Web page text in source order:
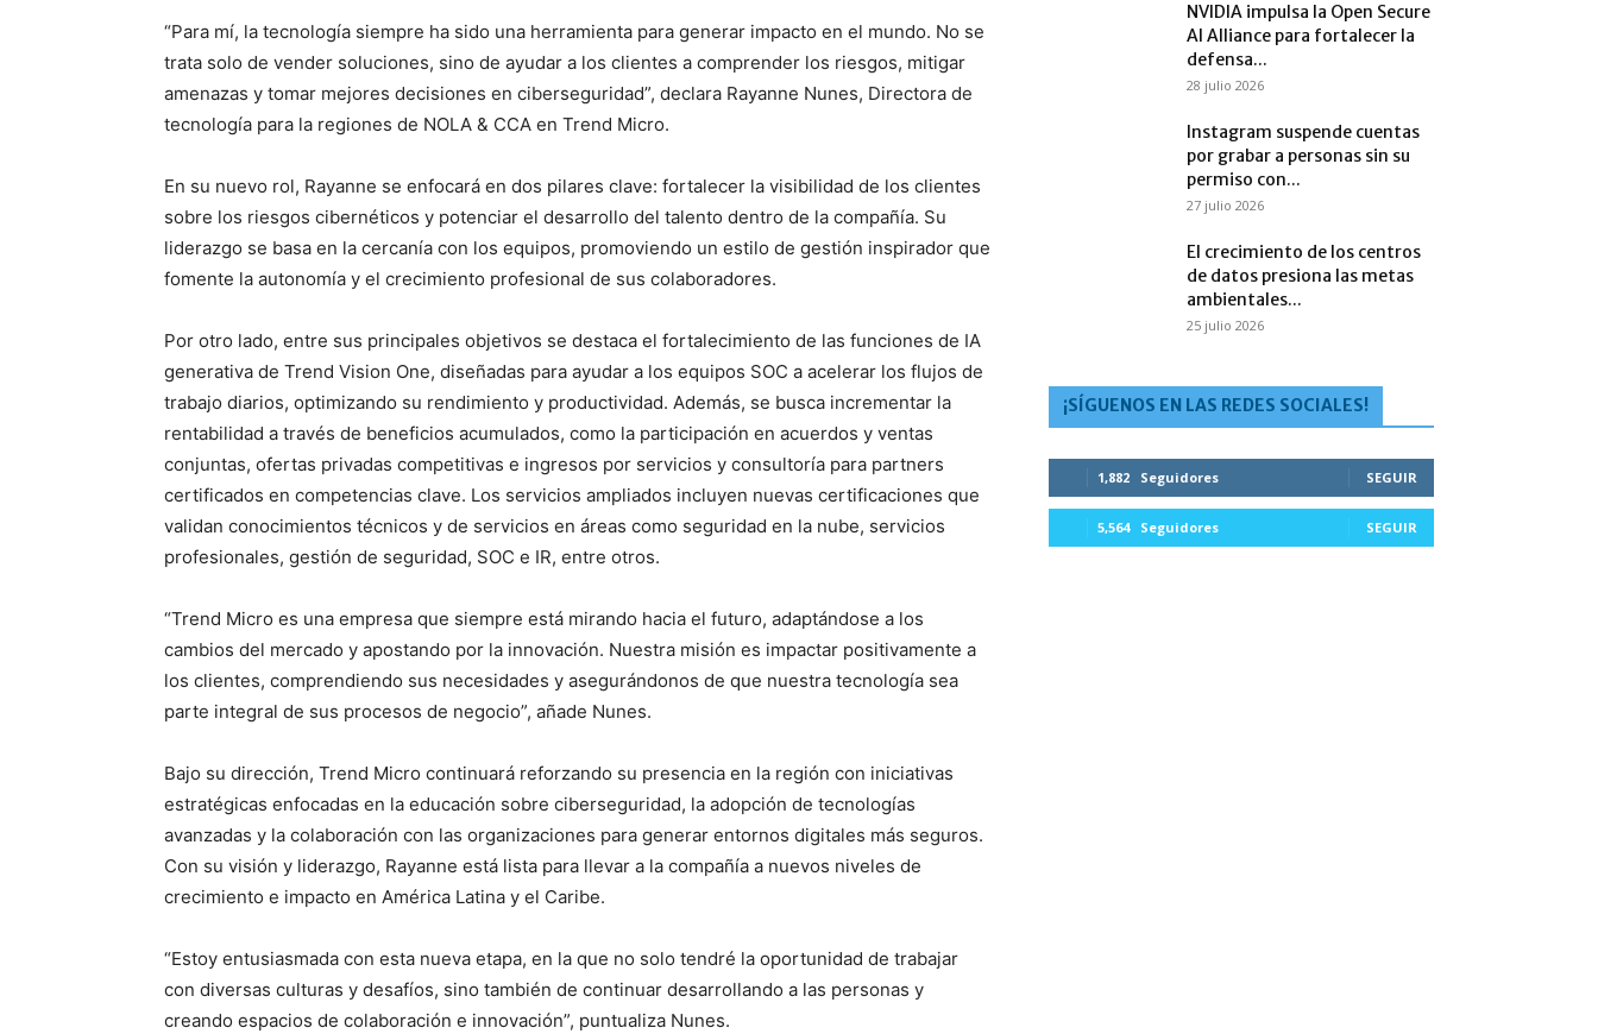
“Para mí, la tecnología siempre ha sido una herramienta para generar impacto en el mundo. No se
trata solo de vender soluciones, sino de ayudar a los clientes a comprender los riesgos, mitigar
amenazas y tomar mejores decisiones en ciberseguridad”, declara Rayanne Nunes, Directora de
tecnología para la regiones de NOLA & CCA en Trend Micro.
En su nuevo rol, Rayanne se enfocará en dos pilares clave: fortalecer la visibilidad de los clientes
sobre los riesgos cibernéticos y potenciar el desarrollo del talento dentro de la compañía. Su
liderazgo se basa en la cercanía con los equipos, promoviendo un estilo de gestión inspirador que
fomente la autonomía y el crecimiento profesional de sus colaboradores.
Por otro lado, entre sus principales objetivos se destaca el fortalecimiento de las funciones de IA
generativa de Trend Vision One, diseñadas para ayudar a los equipos SOC a acelerar los flujos de
trabajo diarios, optimizando su rendimiento y productividad. Además, se busca incrementar la
rentabilidad a través de beneficios acumulados, como la participación en acuerdos y ventas
conjuntas, ofertas privadas competitivas e ingresos por servicios y consultoría para partners
certificados en competencias clave. Los servicios ampliados incluyen nuevas certificaciones que
validan conocimientos técnicos y de servicios en áreas como seguridad en la nube, servicios
profesionales, gestión de seguridad, SOC e IR, entre otros.
“Trend Micro es una empresa que siempre está mirando hacia el futuro, adaptándose a los
cambios del mercado y apostando por la innovación. Nuestra misión es impactar positivamente a
los clientes, comprendiendo sus necesidades y asegurándonos de que nuestra tecnología sea
parte integral de sus procesos de negocio”, añade Nunes.
Bajo su dirección, Trend Micro continuará reforzando su presencia en la región con iniciativas
estratégicas enfocadas en la educación sobre ciberseguridad, la adopción de tecnologías
avanzadas y la colaboración con las organizaciones para generar entornos digitales más seguros.
Con su visión y liderazgo, Rayanne está lista para llevar a la compañía a nuevos niveles de
crecimiento e impacto en América Latina y el Caribe.
“Estoy entusiasmada con esta nueva etapa, en la que no solo tendré la oportunidad de trabajar
con diversas culturas y desafíos, sino también de continuar desarrollando a las personas y
creando espacios de colaboración e innovación”, puntualiza Nunes.
NVIDIA impulsa la Open Secure
AI Alliance para fortalecer la
defensa...
28 julio 2026
Instagram suspende cuentas
por grabar a personas sin su
permiso con...
27 julio 2026
El crecimiento de los centros
de datos presiona las metas
ambientales...
25 julio 2026
¡SÍGUENOS EN LAS REDES SOCIALES!
1,882 Seguidores SEGUIR
5,564 Seguidores SEGUIR